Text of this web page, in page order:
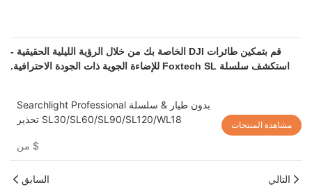
قم بتمكين طائرات DJI الخاصة بك من خلال الرؤية الليلية الحقيقية -
استكشف سلسلة Foxtech SL للإضاءة الجوية ذات الجودة الاحترافية.
Searchlight Professional بدون طيار & سلسلة
تحذير SL30/SL60/SL90/SL120/WL18
$
مشاهدة المنتجات
السابق التالي